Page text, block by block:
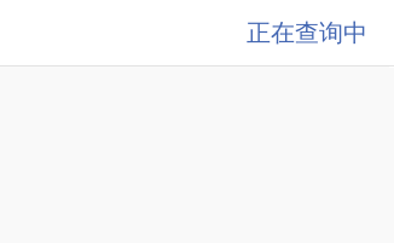
正在查询中